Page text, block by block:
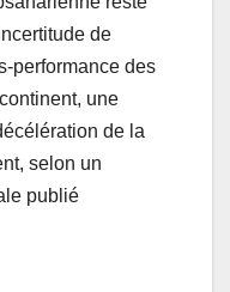
de
performance des
une
de la
selon un
publié